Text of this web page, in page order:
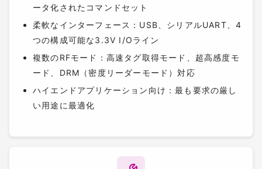
ータ化されたコマンドセット
柔軟なインターフェース：USB、シリアルUART、4
つの構成可能な3.3V I/Oライン
複数のRFモード：高速タグ取得モード、超高感度モ
ード、DRM（密度リーダーモード）対応
ハイエンドアプリケーション向け：最も要求の厳し
い用途に最適化